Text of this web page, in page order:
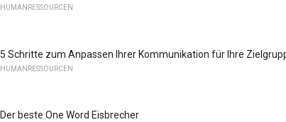
HUMANRESSOURCEN
5 Schritte zum Anpassen Ihrer Kommunikation für Ihre
HUMANRESSOURCEN
Der beste One Word Eisbrecher